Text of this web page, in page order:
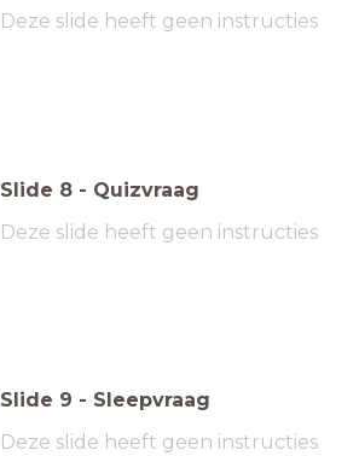
Deze slide heeft geen instructies
Slide 8 - Quizvraag
Deze slide heeft geen instructies
Slide 9 - Sleepvraag
Deze slide heeft geen instructies